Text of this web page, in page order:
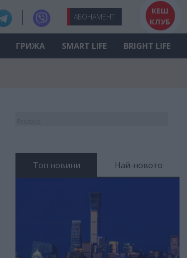
АБОНАМЕНТ
КЕШ
КЛУБ
ГРИЖА SMART LIFE BRIGHT LIFE
Топ новини Най-новото